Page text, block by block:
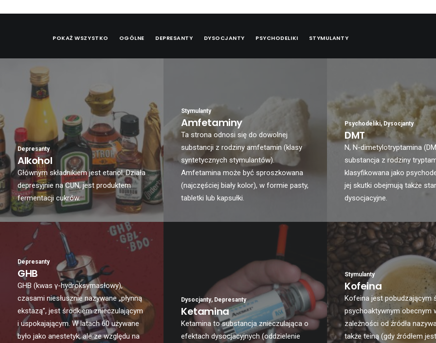
POKAŻ WSZYSTKO OGÓLNE DEPRESANTY DYSOCJANTY PSYCHODELIKI STYMULANTY
Depresanty
Alkohol
Głównym składnikiem jest etanol. Działa
depresyjnie na CUN, jest produktem
fermentacji cukrów.
Stymulanty
Amfetaminy
Ta strona odnosi się do dowolnej
substancji z rodziny amfetamin (klasy
syntetycznych stymulantów).
Amfetamina może być sproszkowana
(najczęściej biały kolor), w formie pasty,
tabletki lub kapsułki.
Psychodeliki, Dysocjanty
DMT
N, N-dimetylotryptamina
substancja z rodziny
klasyfikowana jako
jej skutki obejmują także
dysocjacyjne.
Depresanty
GHB
GHB (kwas γ-hydroksymasłowy),
czasami niesłusznie nazywane „płynną
ekstazą”, jest środkiem znieczulającym
i uspokajającym. W latach 60 używane
było jako anestetyk, ale ze względu na
Dysocjanty, Depresanty
Ketamina
Ketamina to substancja znieczulająca o
efektach dysocjacyjnych (oddzielenie
Stymulanty
Kofeina
Kofeina jest pobudzającym
psychoaktywnym obecnym
zależności od źródła
także teiną (gdy źródłem